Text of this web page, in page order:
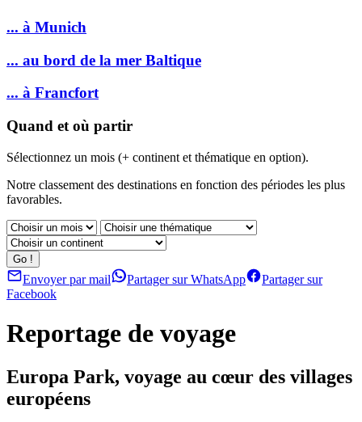
... à Munich
... au bord de la mer Baltique
... à Francfort
Quand et où partir
Sélectionnez un mois (+ continent et thématique en option).
Notre classement des destinations en fonction des périodes les plus
favorables.
Envoyer par mail Partager sur WhatsApp
Partager sur
Facebook
Reportage de voyage
Europa Park, voyage au cœur des villages
européens